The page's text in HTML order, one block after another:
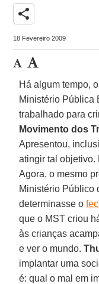
share
18 Fevereiro 2009
Há algum tempo,
Ministério Pública
trabalhado para
Movimento dos
Apresentou,
atingir tal objetivo.
Agora, o mesmo
Ministério Público
determinasse o
que o MST criou
às crianças
e ver o mundo.
implantar uma
é: qual o mal em